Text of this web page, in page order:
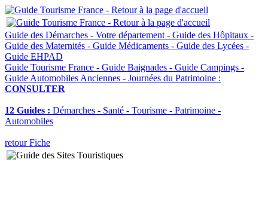
Guide des Démarches - Votre département - Guide des Hôpitaux -
Guide des Maternités - Guide Médicaments - Guide des Lycées -
Guide EHPAD
Guide Tourisme France - Guide Baignades - Guide Campings -
Guide Automobiles Anciennes - Journées du Patrimoine :
CONSULTER
12 Guides : Démarches - Santé - Tourisme - Patrimoine -
Automobiles
retour Fiche